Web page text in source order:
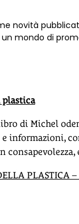
novità
un mondo di
plastica
di Michel
informazioni,
DELLA